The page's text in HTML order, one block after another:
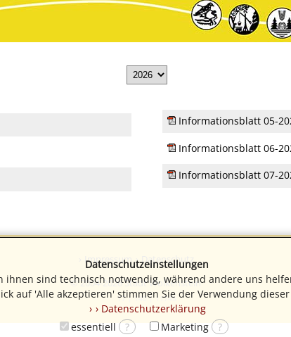
Datenschutzeinstellungen
ihnen sind technisch notwendig, während andere uns
auf 'Alle akzeptieren' stimmen Sie der Verwendung dieser
› Datenschutzerklärung
essentiell ? Marketing ?
Informationsblatt 05-
Informationsblatt 06-
Informationsblatt 07-
Impressum
Datenschutz
© 2004-2026 Stadt Wolkenstein
17 | 140 | 11745